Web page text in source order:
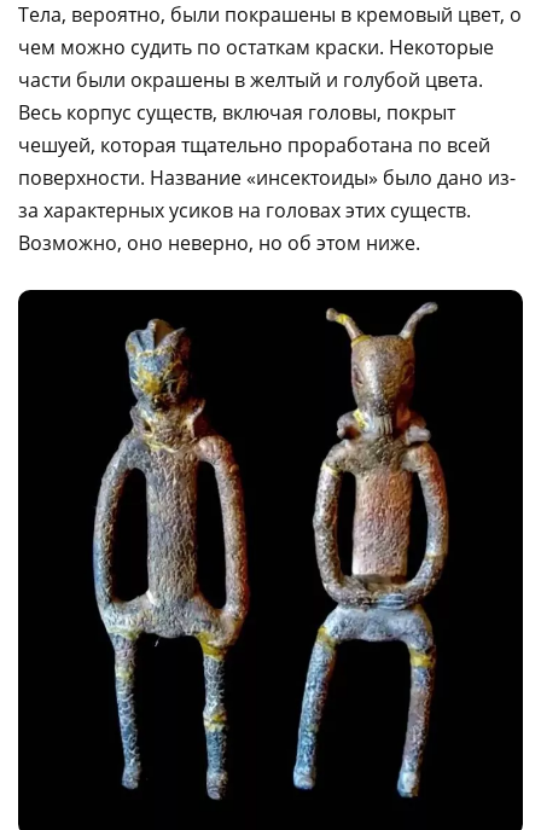
Тела, вероятно, были покрашены в кремовый цвет, о
чем можно судить по остаткам краски. Некоторые
части были окрашены в желтый и голубой цвета.
Весь корпус существ, включая головы, покрыт
чешуей, которая тщательно проработана по всей
поверхности. Название «инсектоиды» было дано из-
за характерных усиков на головах этих существ.
Возможно, оно неверно, но об этом ниже.